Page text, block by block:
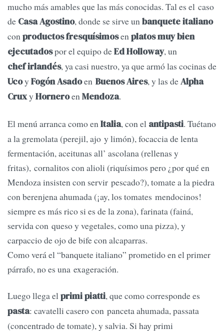
mucho más amables que las más conocidas. Tal es el caso
de Casa Agostino, donde se sirve unbanquete italiano
conproductos fresquísimosenplatos muy bien
ejecutadospor el equipo deEd Holloway, un
chef irlandés, ya casi nuestro, ya que armó las cocinas de
Ucoy Fogón Asadoen Buenos Aires, y las deAlpha
Cruxy HorneroenMendoza.
El menú arranca como enItalia, con el antipasti. Tuétano
a la gremolata (perejil, ajo y limón), focaccia de lenta
fermentación, aceitunas all’ ascolana (rellenas y
fritas), cornalitos con alioli (riquísimos pero ¿por qué en
Mendoza insisten con servir pescado?), tomate a la piedra
con berenjena ahumada (¡ay, los tomates mendocinos!
siempre es más rico si es de la zona), farinata (fainá,
servida con queso y vegetales, como una pizza), y
carpaccio de ojo de bife con alcaparras.
Como verá el “banquete italiano” prometido en el primer
párrafo, no es una exageración.
Luego llega elprimi piatti, que como corresponde es
pasta: cavatelli casero con panceta ahumada, passata
(concentrado de tomate), y salvia. Si hay primi